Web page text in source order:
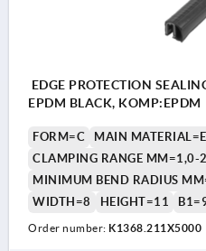
EDGE PROTECTION
EPDM BLACK, KOMP:EPDM
FORM=C MAIN
CLAMPING RANGE MM=1,0-
MINIMUM BEND RADIUS
WIDTH=8
HEIGHT=11
Order number: K1368.211X5000